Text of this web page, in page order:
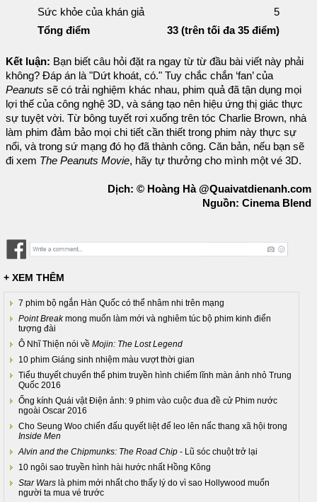
Sức khỏe của khán giả
5
Tổng điểm
33 (trên tối đa 35 điểm)
Kết luận: Bạn biết câu hỏi đặt ra ngay từ từ đầu bài viết này phải
không? Đáp án là "Dứt khoát, có." Tuy chắc chắn ‘fan’ của
Peanuts sẽ có trải nghiệm khác nhau, phim quả đã tận dụng mọi
lợi thế của công nghệ 3D, và sáng tạo nên hiệu ứng thị giác thực
sự tuyệt vời. Từ bông tuyết rơi xuống trên tóc Charlie Brown, nhà
làm phim đảm bảo mọi chi tiết cần thiết trong phim này thực sự
nổi, và trong sứ mạng đó họ đã thành công. Căn bản, nếu bạn sẽ
đi xem The Peanuts Movie, hãy tự thưởng cho mình một vé 3D.
Dịch: © Hoàng Hà @Quaivatdienanh.com
Nguồn: Cinema Blend
+ XEM THÊM
7 phim bộ ngắn Hàn Quốc có thể nhâm nhi trên mạng
Point Breakmong muốn làm mới và nghiêm túc bộ phim kinh điển
tượng đài
Ô Nhĩ Thiện nói về Mojin: The Lost Legend
10 phim Giáng sinh nhiệm màu vượt thời gian
Tiểu thuyết chuyển thể phim truyền hình chiếm lĩnh màn ảnh nhỏ Trung
Quốc 2016
Ống kính Quái vật Điện ảnh: 9 phim vào cuộc đua đề cử Phim nước
ngoài Oscar 2016
Cho Seung Woo chiến đấu quyết liệt để leo lên nấc thang xã hội trong
Inside Men
Alvin and the Chipmunks: The Road Chip - Lũ sóc chuột trở lại
10 ngôi sao truyền hình hài hước nhất Hồng Kông
Star Wars là phim mới nhất cho thấy lý do vì sao Hollywood muốn
người ta mua vé trước